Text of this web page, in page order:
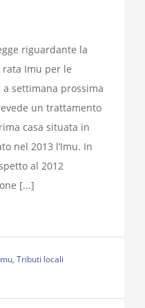
riguardante la
rata Imu per le
settimana prossima
un trattamento
casa situata in
nel 2013 l’Imu. In
al 2012
[...]
, Tributi locali